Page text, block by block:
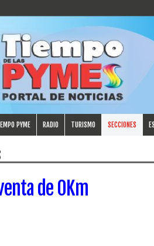
PYME RADIO TURISMO SECCIONES
de 0Km